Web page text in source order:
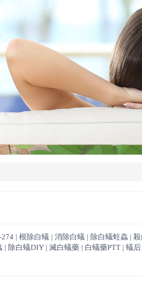
| 根除白蟻 | 消除白蟻 | 除白蟻蛀蟲 |
除白蟻DIY | 滅白蟻藥 | 白蟻藥PTT | 蟻